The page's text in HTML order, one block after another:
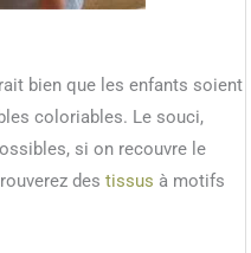
bien que les enfants soient
coloriables. Le souci,
si on recouvre le
des tissus à motifs